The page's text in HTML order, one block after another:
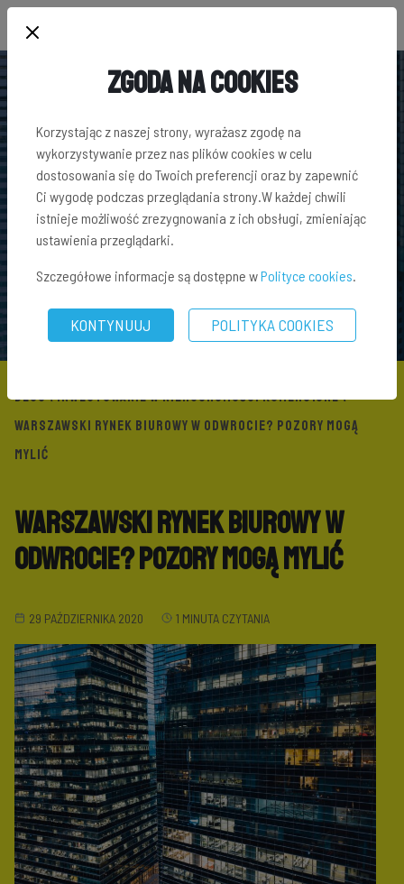
BLOG\INWESTOWANIE W NIERUCHOMOŚCI KOMERCYJNE\
WARSZAWSKI RYNEK BIUROWY W ODWROCIE? POZORY MOGĄ
MYLIĆ
Warszawski rynek biurowy w
odwrocie? Pozory mogą mylić
29 PAŹDZIERNIKA 2020 1 MINUTA CZYTANIA
Zgoda na Cookies
Korzystając z naszej strony, wyrażasz zgodę na
wykorzystywanie przez nas plików cookies w celu
dostosowania się do Twoich preferencji oraz by zapewnić
Ci wygodę podczas przeglądania strony.W każdej chwili
istnieje możliwość zrezygnowania z ich obsługi, zmieniając
ustawienia przeglądarki.
Szczegółowe informacje są dostępne wPolityce cookies.
KONTYNUUJ POLITYKA COOKIES